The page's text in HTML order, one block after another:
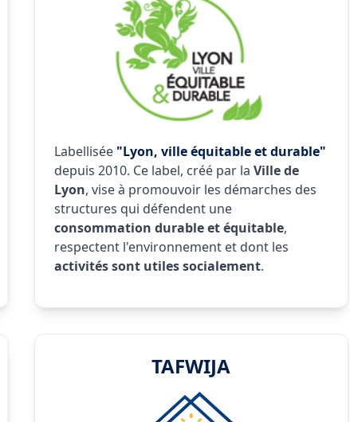
Labellisée "Lyon, ville équitable et durable"
depuis 2010. Ce label, créé par la Ville de
Lyon, vise à promouvoir les démarches des
structures qui défendent une
consommation durable et équitable,
respectent l'environnement et dont les
activités sont utiles socialement.
TAFWIJA